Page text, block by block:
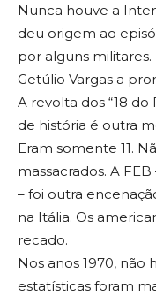
Nunca houve a
deu origem ao
por alguns
Getúlio Vargas a
A revolta dos “18 do
de história é outra
Eram somente 11.
massacrados. A
– foi outra
na Itália. Os
recado.
Nos anos 1970,
estatísticas foram